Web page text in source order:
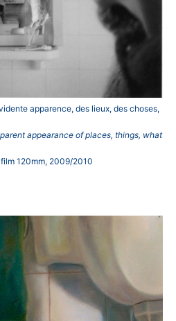
apparence, des lieux, des choses,
appearance of places, things, what
120mm, 2009/2010